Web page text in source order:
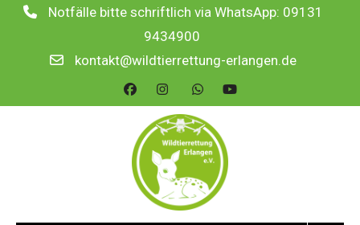
Notfälle bitte schriftlich via WhatsApp: 09131
9434900
kontakt@wildtierrettung-erlangen.de